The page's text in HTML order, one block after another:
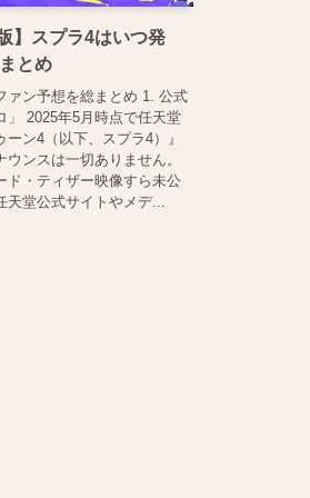
】スプラ4はいつ発
とめ
ン予想を総まとめ 1. 公式
」 2025年5月時点で任天堂
ン4（以下、スプラ4）』
ウンスは一切ありません。
ド・ティザー映像すら未公
堂公式サイトやメデ...